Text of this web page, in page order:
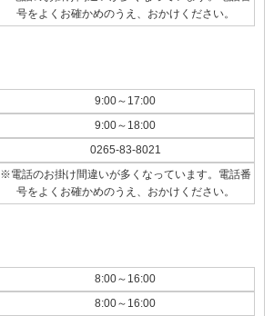
号をよくお確かめのうえ、おかけください。
9:00～17:00
9:00～18:00
0265-83-8021
※電話のお掛け間違いが多くなっています。電話番
号をよくお確かめのうえ、おかけください。
8:00～16:00
8:00～16:00